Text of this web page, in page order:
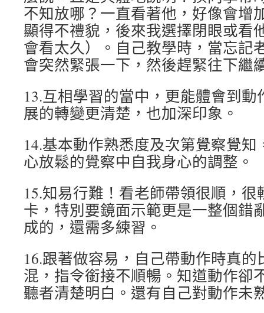
不知放哪？一直看著他，好像會增
顯得不禮貌，後來我選擇閉眼或看
會看太久）。自己教學時，當忘記
會突然緊張一下，然後趕緊往下繼
13.互相學習的當中，更能體會到
展的轉變更清楚，也加深印象。
14.基本動作熟悉度及次第覺察覺
心放鬆的覺察中自我身心的調整。
15.知易行難！看老師帶領很順，
卡，特別要鏡面示範更是一整個錯
成的，還需多練習。
16.跟著做容易，自己帶動作時真
混，指令銜接不順暢。知道動作卻
聽者清楚明白。還有自己對動作未